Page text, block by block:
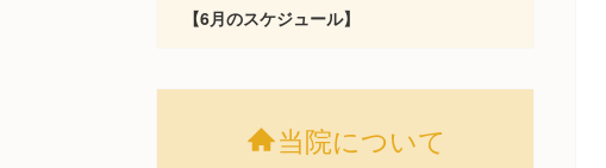
【6月のスケジュール】
当院について